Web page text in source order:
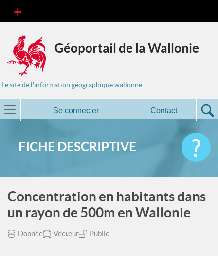
Géoportail de la Wallonie
Le site de l'information géographique wallonne
Se connecter Contact
FICHE DESCRIPTIVE
Concentration en habitants dans
un rayon de 500m en Wallonie
Donnée Vecteur Public